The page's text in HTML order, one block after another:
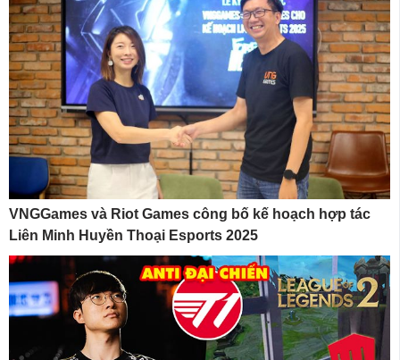
VNGGames và Riot Games công bố kế hoạch hợp tác
Liên Minh Huyền Thoại Esports 2025